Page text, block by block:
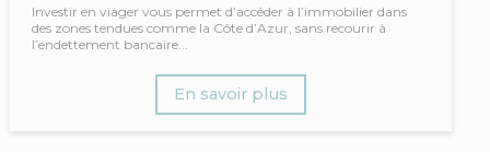
Investir en viager vous permet d’accéder à l’immobilier dans
des zones tendues comme la Côte d’Azur, sans recourir à
l’endettement bancaire...
En savoir plus